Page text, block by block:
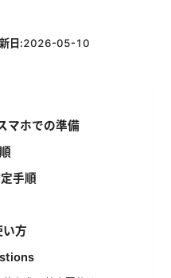
日:2026-05-10
マホでの準備
手順
方